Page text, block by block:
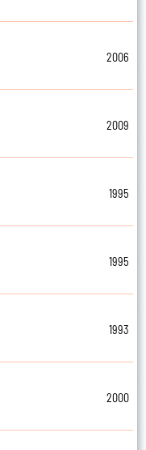
2006
2009
1995
1995
1993
2000